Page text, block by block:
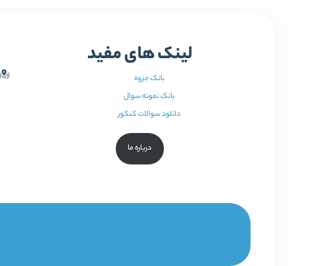
لینک های مفید
بانک جزوه
بانک نمونه سوال
دانلود سوالات کنکور
درباره ما